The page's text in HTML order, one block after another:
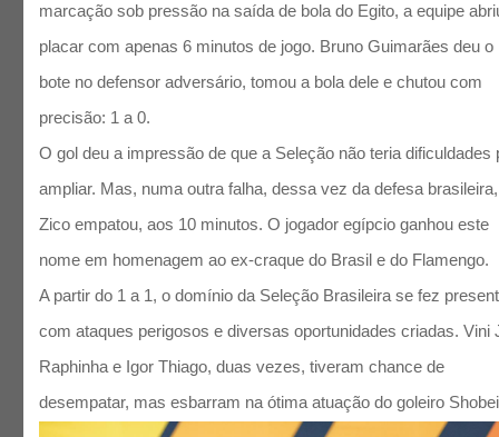
marcação sob pressão na saída de bola do Egito, a equipe
placar com apenas 6 minutos de jogo. Bruno Guimarães deu o
bote no defensor adversário, tomou a bola dele e chutou com
precisão: 1 a 0.
O gol deu a impressão de que a Seleção não teria dificuldades
ampliar. Mas, numa outra falha, dessa vez da defesa brasileira,
Zico empatou, aos 10 minutos. O jogador egípcio ganhou este
nome em homenagem ao ex-craque do Brasil e do Flamengo.
A partir do 1 a 1, o domínio da Seleção Brasileira se fez
com ataques perigosos e diversas oportunidades criadas. Vini
Raphinha e Igor Thiago, duas vezes, tiveram chance de
desempatar, mas esbarram na ótima atuação do goleiro